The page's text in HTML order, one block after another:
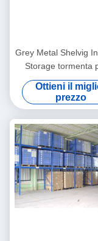
Grey Metal Shelvig
Storage tormenta
centrale
Ottieni il
prezzo